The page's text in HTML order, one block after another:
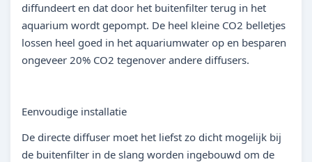
diffundeert en dat door het buitenfilter terug in het
aquarium wordt gepompt. De heel kleine CO2 belletjes
lossen heel goed in het aquariumwater op en besparen
ongeveer 20% CO2 tegenover andere diffusers.
Eenvoudige installatie
De directe diffuser moet het liefst zo dicht mogelijk bij
de buitenfilter in de slang worden ingebouwd om de